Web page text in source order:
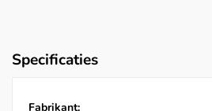
Specificaties
Fabrikant: